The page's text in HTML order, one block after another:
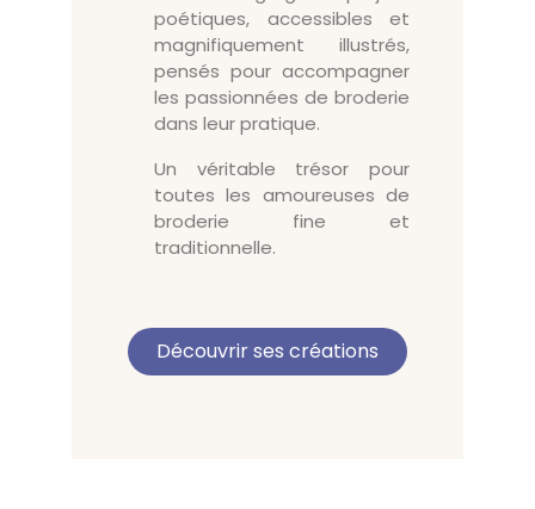
poétiques, accessibles et
magnifiquement illustrés,
pensés pour accompagner
les passionnées de broderie
dans leur pratique.
Un véritable trésor pour
toutes les amoureuses de
broderie fine et
traditionnelle.
Découvrir ses créations